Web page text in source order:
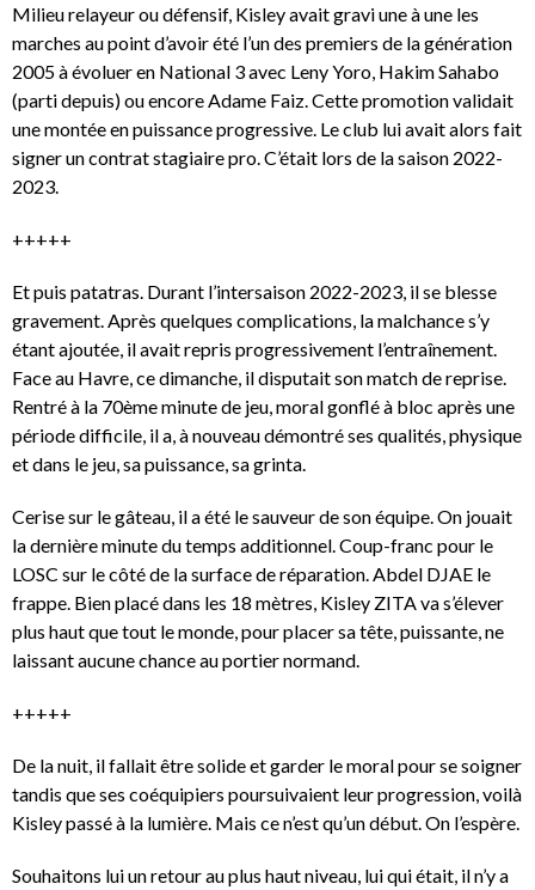
Milieu relayeur ou défensif, Kisley avait gravi une à une les
marches au point d’avoir été l’un des premiers de la génération
2005 à évoluer en National 3 avec Leny Yoro, Hakim Sahabo
(parti depuis) ou encore Adame Faiz. Cette promotion validait
une montée en puissance progressive. Le club lui avait alors fait
signer un contrat stagiaire pro. C’était lors de la saison 2022-
2023.
+++++
Et puis patatras. Durant l’intersaison 2022-2023, il se blesse
gravement. Après quelques complications, la malchance s’y
étant ajoutée, il avait repris progressivement l’entraînement.
Face au Havre, ce dimanche, il disputait son match de reprise.
Rentré à la 70ème minute de jeu, moral gonflé à bloc après une
période difficile, il a, à nouveau démontré ses qualités, physique
et dans le jeu, sa puissance, sa grinta.
Cerise sur le gâteau, il a été le sauveur de son équipe. On jouait
la dernière minute du temps additionnel. Coup-franc pour le
LOSC sur le côté de la surface de réparation. Abdel DJAE le
frappe. Bien placé dans les 18 mètres, Kisley ZITA va s’élever
plus haut que tout le monde, pour placer sa tête, puissante, ne
laissant aucune chance au portier normand.
+++++
De la nuit, il fallait être solide et garder le moral pour se soigner
tandis que ses coéquipiers poursuivaient leur progression, voilà
Kisley passé à la lumière. Mais ce n’est qu’un début. On l’espère.
Souhaitons lui un retour au plus haut niveau, lui qui était, il n’y a